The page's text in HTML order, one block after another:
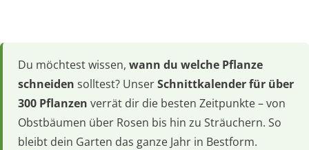
Du möchtest wissen, wann du welche Pflanze
schneiden solltest? UnserSchnittkalender für über
300 Pflanzen verrät dir die besten Zeitpunkte – von
Obstbäumen über Rosen bis hin zu Sträuchern. So
bleibt dein Garten das ganze Jahr in Bestform.